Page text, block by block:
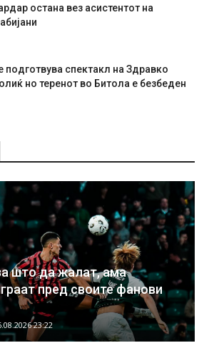
остана вез асистентот на
подготвува спектакл на Здравко
но теренот во Битола е безбеден
што да жалат, ама
пред своите фанови
23:22